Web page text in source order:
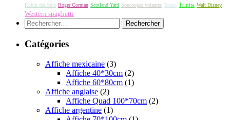
Robin des bois Roger Corman Scotland Yard Soucoupes volantes Tarzan Trinita Walt Disney
Western spaghetti
Rechercher :
Catégories
Affiche mexicaine (3)
Affiche 40*30cm (2)
Affiche 60*80cm (1)
Affiche anglaise (2)
Affiche Quad 100*70cm (2)
Affiche argentine (1)